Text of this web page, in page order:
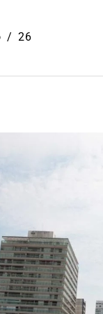
26
Ilhabela
Litoral